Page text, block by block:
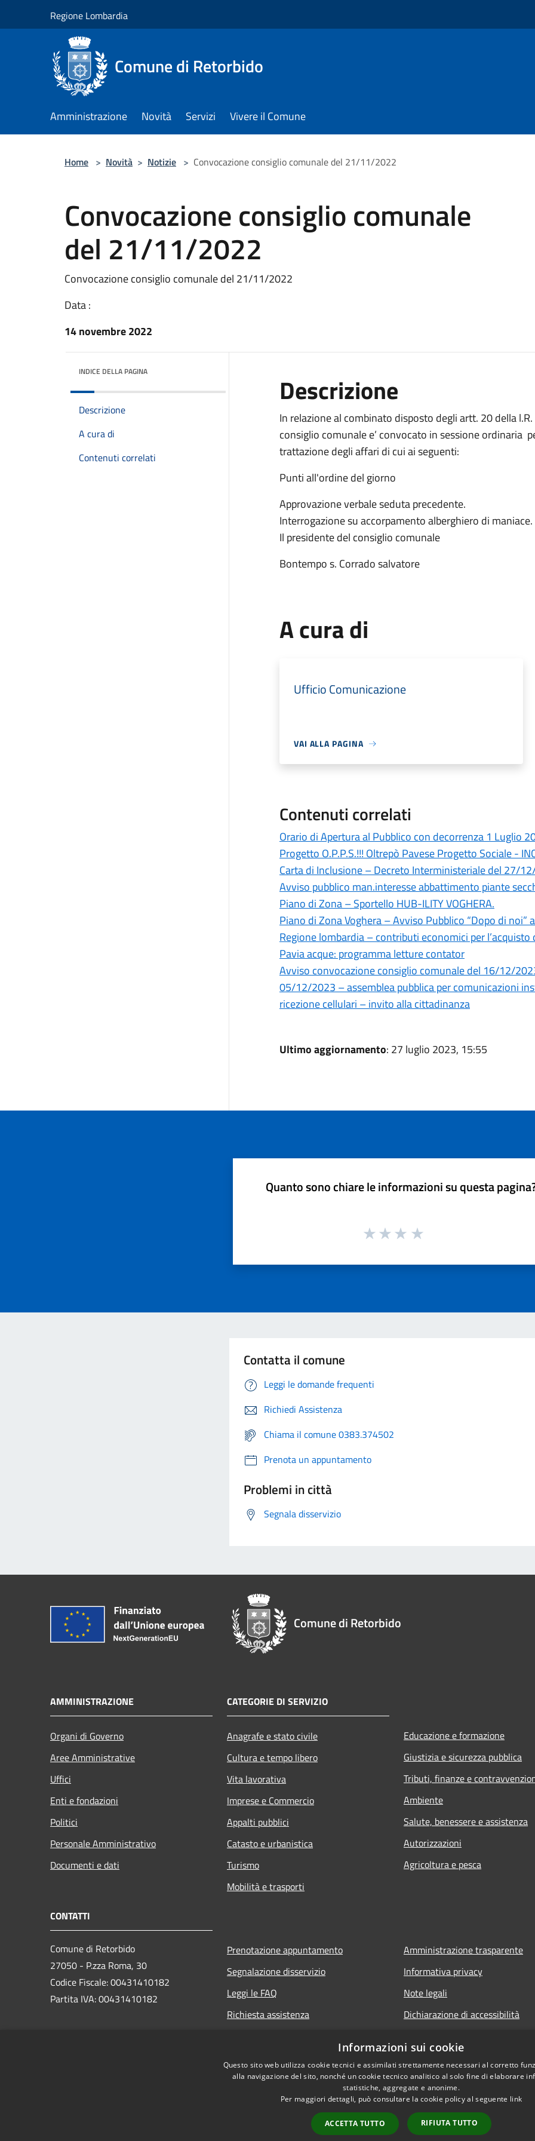
Regione Lombardia
Comune di Retorbido
Amministrazione Novità Servizi Vivere il Comune
Home > Novità > Notizie > Convocazione consiglio comunale del 21/11/2022
Convocazione consiglio comunale
del 21/11/2022
Convocazione consiglio comunale del 21/11/2022
Data :
14 novembre 2022
INDICE DELLA PAGINA
Descrizione
A cura di
Contenuti correlati
Descrizione
In relazione al combinato disposto degli artt. 20 della
consiglio comunale e’ convocato in sessione ordinaria
trattazione degli affari di cui ai seguenti:
Punti all'ordine del giorno
Approvazione verbale seduta precedente.
Interrogazione su accorpamento alberghiero di maniace.
Il presidente del consiglio comunale
Bontempo s. Corrado salvatore
A cura di
Ufficio Comunicazione
VAI ALLA PAGINA
Contenuti correlati
Orario di Apertura al Pubblico con decorrenza 1 Luglio
Progetto O.P.P.S.!!! Oltrepò Pavese Progetto Sociale -
Carta di Inclusione – Decreto Interministeriale del 27/
Avviso pubblico man.interesse abbattimento piante
Piano di Zona – Sportello HUB-ILITY VOGHERA.
Piano di Zona Voghera – Avviso Pubblico “Dopo di
Regione lombardia – contributi economici per
Pavia acque: programma letture contator
Avviso convocazione consiglio comunale del 16/12/
05/12/2023 – assemblea pubblica per comunicazioni
ricezione cellulari – invito alla cittadinanza
Ultimo aggiornamento: 27 luglio 2023, 15:55
Quanto sono chiare le informazioni su questa
Contatta il comune
Leggi le domande frequenti
Richiedi Assistenza
Chiama il comune 0383.374502
Prenota un appuntamento
Problemi in città
Segnala disservizio
Comune di Retorbido
AMMINISTRAZIONE
Organi di Governo
Aree Amministrative
Uffici
Enti e fondazioni
Politici
Personale Amministrativo
Documenti e dati
CATEGORIE DI SERVIZIO
Anagrafe e stato civile
Cultura e tempo libero
Vita lavorativa
Imprese e Commercio
Appalti pubblici
Catasto e urbanistica
Turismo
Mobilità e trasporti
Educazione e formazione
Giustizia e sicurezza pubblica
Tributi, finanze e
Ambiente
Salute, benessere e assistenza
Autorizzazioni
Agricoltura e pesca
CONTATTI
Comune di Retorbido
27050 - P.zza Roma, 30
Codice Fiscale: 00431410182
Partita IVA: 00431410182
Prenotazione appuntamento
Segnalazione disservizio
Leggi le FAQ
Richiesta assistenza
Amministrazione trasparente
Informativa privacy
Note legali
Dichiarazione di accessibilità
Informazioni sui cookie
Questo sito web utilizza cookie tecnici e assimilati strettamente necessari al corretto
alla navigazione del sito, nonché un cookie tecnico analitico al solo fine di elaborare
statistiche, aggregate e anonime.
Per maggiori dettagli, può consultare la cookie policy al seguente link
ACCETTA TUTTO RIFIUTA TUTTO